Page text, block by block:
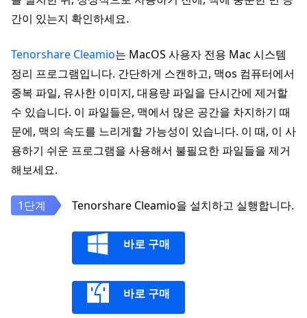
간이 있는지 확인하세요.
Tenorshare Cleamio는 MacOS 사용자 전용 Mac 시스템
정리 프로그램입니다. 간단하게 스캔하고, 맥os 컴퓨터에서
중복 파일, 유사한 이미지, 대용량 파일을 단시간에 제거할
수 있습니다. 이 파일들은, 맥에서 많은 공간을 차지하기 때
문에, 맥의 속도를 느리게할 가능성이 있습니다. 이 때, 이 사
용하기 쉬운 프로그램을 사용해서 불필요한 파일들을 제거
해보세요.
Tenorshare Cleamio을 설치하고 실행합니다.
바로 구매
바로 구매